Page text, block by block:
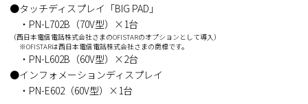
タッチディスプレイ「BIG PAD」
・PN-L702B（70V型）×1台
（西日本電信電話株式会社さまのOFISTARのオプションとして導入）
※OFISTARは西日本電信電話株式会社さまの商標です。
・PN-L602B（60V型）×2台
インフォメーションディスプレイ
・PN-E602（60V型）×1台